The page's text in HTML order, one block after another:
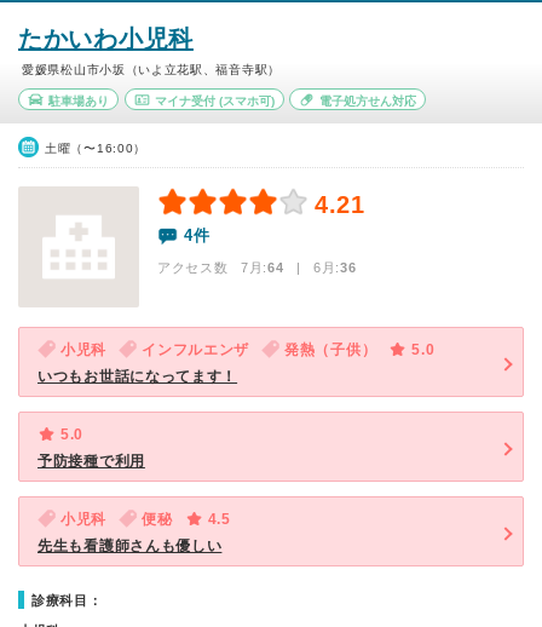
たかいわ小児科
愛媛県松山市小坂（いよ立花駅、福音寺駅）
駐車場あり マイナ受付(スマホ可) 電子処方せん対応
土曜（〜16:00）
4.21
4件
アクセス数 7月:64 | 6月:36
小児科 インフルエンザ 発熱（子供）
5.0
いつもお世話になってます！
5.0
予防接種で利用
小児科 便秘
4.5
先生も看護師さんも優しい
診療科目：